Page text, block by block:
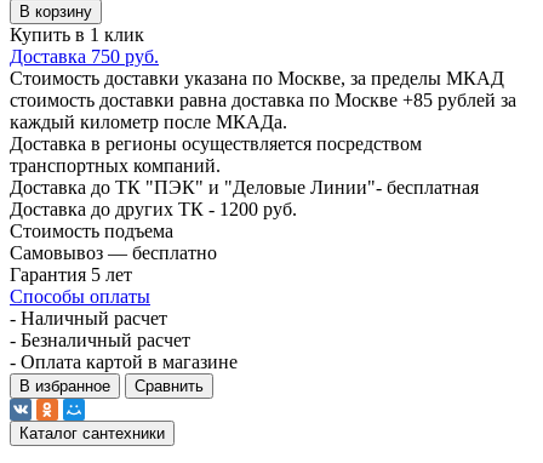
В корзину
Купить в 1 клик
Доставка 750 руб.
Стоимость доставки указана по Москве, за пределы МКАД
стоимость доставки равна доставка по Москве +85 рублей за
каждый километр после МКАДа.
Доставка в регионы осуществляется посредством
транспортных компаний.
Доставка до ТК "ПЭК" и "Деловые Линии"- бесплатная
Доставка до других ТК - 1200 руб.
Стоимость подъема
Самовывоз — бесплатно
Гарантия 5 лет
Способы оплаты
- Наличный расчет
- Безналичный расчет
- Оплата картой в магазине
В избранное Сравнить
Каталог сантехники